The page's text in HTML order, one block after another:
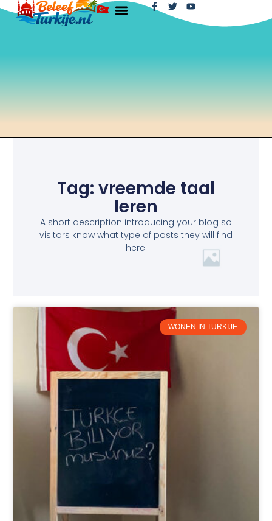
Tag: vreemde taal
leren
A short description introducing your blog so
visitors know what type of posts they will find
here.
WONEN IN TURKIJE